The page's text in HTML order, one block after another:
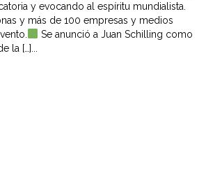
y evocando al espíritu mundialista.
y más de 100 empresas y medios
Se anunció a Juan Schilling como
la […]...